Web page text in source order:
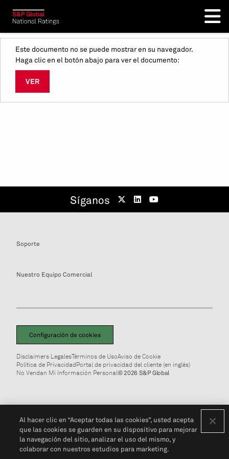
Este documento no se puede mostrar en su navegador.
Haga clic en el botón abajo para ver el documento:
VER
Síganos
Soporte
Nuestro Equipo Comercial
Configuración de cookies
Disclaimers LegalesTérminos de UsoAviso de Cookie
Política de PrivacidadPortal de privacidad del cliente (en inglés)
No Vendan Mi Información Personal© 2026 S&P Global
Al hacer clic en “Aceptar todas las cookies”, usted acepta
que las cookies se guarden en su dispositivo para mejorar
la navegación del sitio, analizar el uso del mismo, y
colaborar con nuestros estudios para marketing.